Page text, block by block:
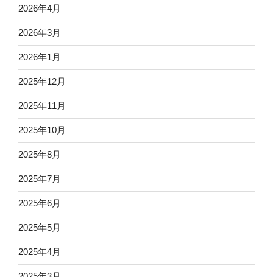
2026年4月
2026年3月
2026年1月
2025年12月
2025年11月
2025年10月
2025年8月
2025年7月
2025年6月
2025年5月
2025年4月